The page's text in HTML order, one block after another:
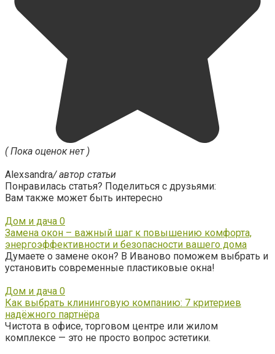
( Пока оценок нет )
Alexsandra/ автор статьи
Понравилась статья? Поделиться с друзьями:
Вам также может быть интересно
Дом и дача 0
Замена окон – важный шаг к повышению комфорта,
энергоэффективности и безопасности вашего дома
Думаете о замене окон? В Иваново поможем выбрать и
установить современные пластиковые окна!
Дом и дача 0
Как выбрать клининговую компанию: 7 критериев
надёжного партнёра
Чистота в офисе, торговом центре или жилом
комплексе — это не просто вопрос эстетики.